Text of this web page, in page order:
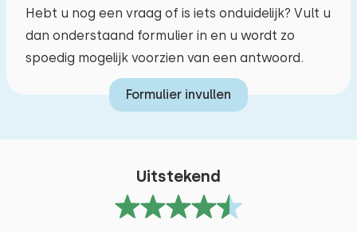
Hebt u nog een vraag of is iets onduidelijk? Vult u
dan onderstaand formulier in en u wordt zo
spoedig mogelijk voorzien van een antwoord.
Formulier invullen
Uitstekend